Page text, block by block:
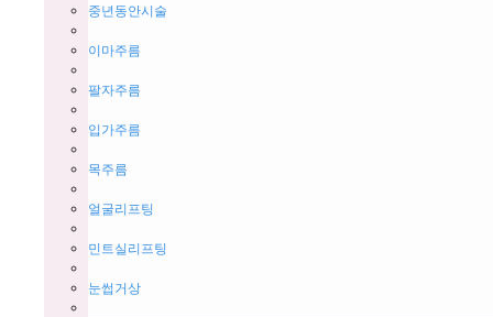
중년동안시술
이마주름
팔자주름
입가주름
목주름
얼굴리프팅
민트실리프팅
눈썹거상